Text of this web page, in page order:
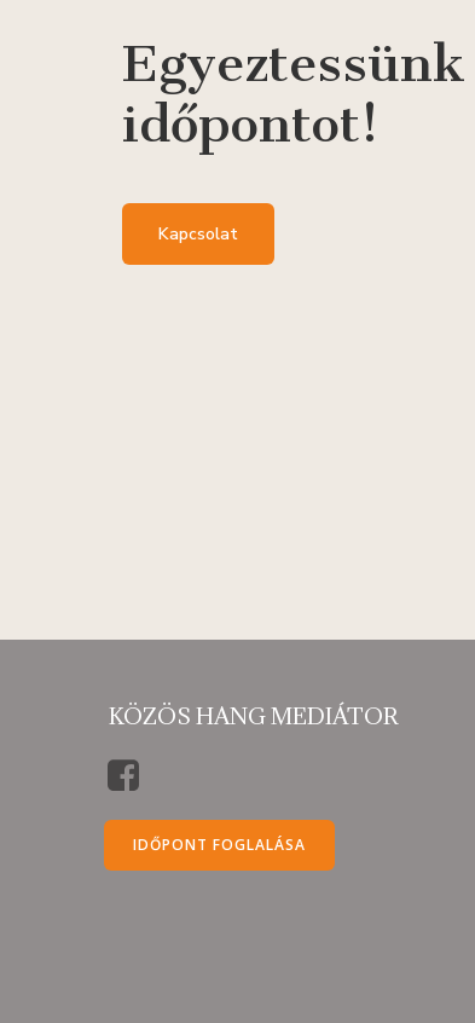
Egyeztessünk
időpontot!
Kapcsolat
KÖZÖS HANG MEDIÁTOR
IDŐPONT FOGLALÁSA